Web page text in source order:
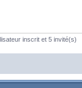
inscrit et 5 invité(s)